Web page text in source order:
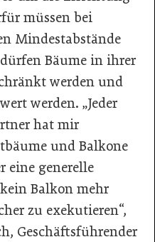
müssen bei
Mindestabstände
Bäume in ihrer
werden und
werden. „Jeder
hat mir
und Balkone
eine generelle
Balkon mehr
zu exekutieren“,
Geschäftsführender